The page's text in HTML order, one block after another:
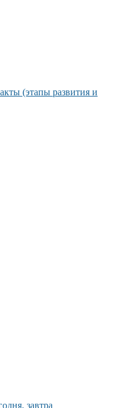
(этапы развития и
завтра